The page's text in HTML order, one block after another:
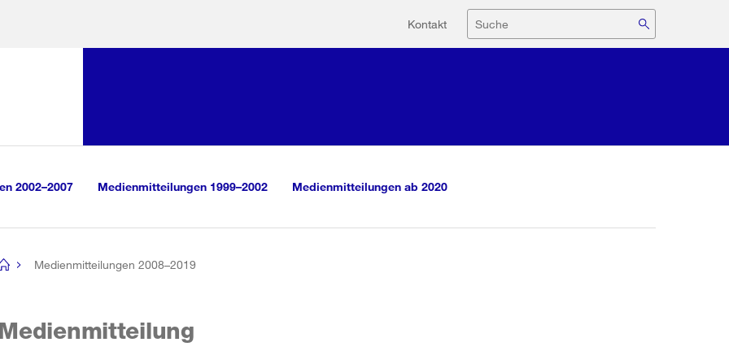
Hilfsnavigation
Kontakt Suche
2002–2007 Medienmitteilungen 1999–2002 Medienmitteilungen ab 2020
Medienmitteilungen 2008–2019